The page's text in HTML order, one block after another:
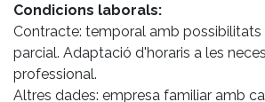
Condicions laborals:
Contracte: temporal amb possibilitats
parcial. Adaptació d'horaris a les
professional.
Altres dades: empresa familiar amb